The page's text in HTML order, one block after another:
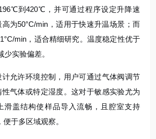
到420℃，并可通过程序设定升降速
为50°C/min，适用于快速升温场景；而
min，适合精细研究。温度稳定性优于
少实验偏差。
允许环境控制，用户可通过气体阀调节
气体或特定湿度。这对于敏感实验尤为
滑盖结构使样品导入流畅，且腔室支持
于多区域观察。